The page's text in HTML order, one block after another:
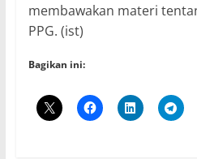
membawakan materi
PPG. (ist)
Bagikan ini: